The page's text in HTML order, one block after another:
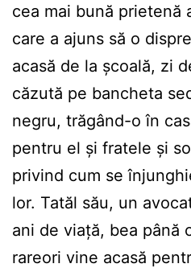
cea mai bună prietenă
care a ajuns să o
acasă de la școală, zi
căzută pe bancheta
negru, trăgând-o în
pentru el și fratele și
privind cum se
lor. Tatăl său, un
ani de viață, bea până
rareori vine acasă